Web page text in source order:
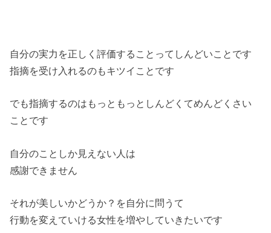
自分の実力を正しく評価することってしんどいことです
指摘を受け入れるのもキツイことです
でも指摘するのはもっともっとしんどくてめんどくさい
ことです
自分のことしか見えない人は
感謝できません
それが美しいかどうか？を自分に問うて
行動を変えていける女性を増やしていきたいです